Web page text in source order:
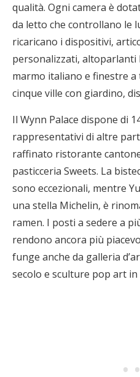
qualità. Ogni camera è
da letto che controllano le
ricaricano i dispositivi,
personalizzati, altoparlanti
marmo italiano e finestre a
cinque ville con giardino,
Il Wynn Palace dispone di
rappresentativi di altre
raffinato ristorante
pasticceria Sweets. La
sono eccezionali, mentre
una stella Michelin, è
ramen. I posti a sedere a
rendono ancora più
funge anche da galleria
secolo e sculture pop art in